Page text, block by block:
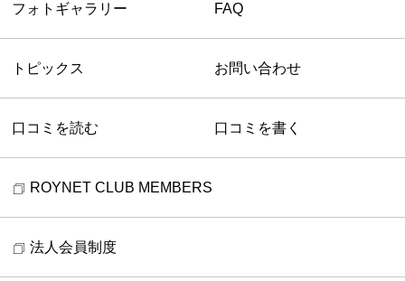
フォトギャラリー FAQ
トピックス お問い合わせ
口コミを読む 口コミを書く
ROYNET CLUB MEMBERS
法人会員制度